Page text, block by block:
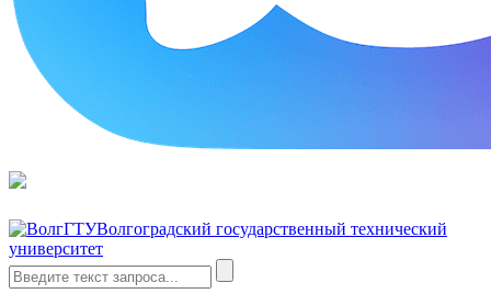
Волгоградский государственный технический
университет